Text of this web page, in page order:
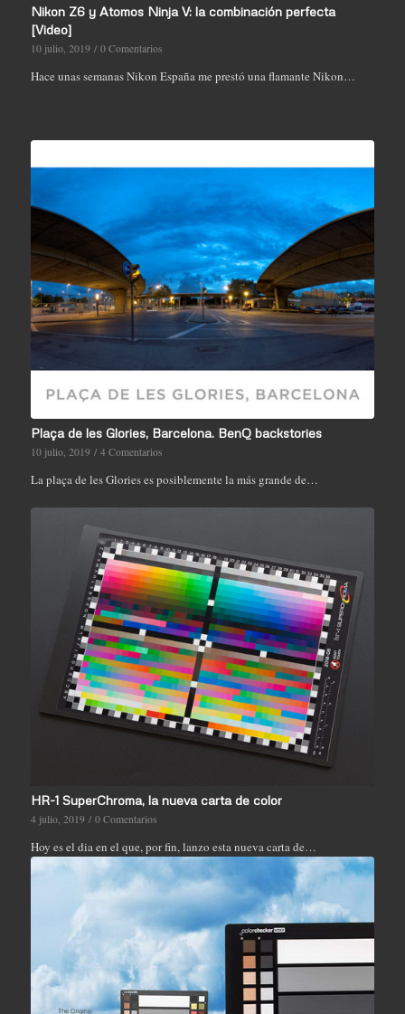
Nikon Z6 y Atomos Ninja V: la combinación perfecta
[Video]
10 julio, 2019 / 0 Comentarios
Hace unas semanas Nikon España me prestó una flamante Nikon…
Plaça de les Glories, Barcelona. BenQ backstories
10 julio, 2019 / 4 Comentarios
La plaça de les Glories es posiblemente la más grande de…
HR-1 SuperChroma, la nueva carta de color
4 julio, 2019 / 0 Comentarios
Hoy es el dia en el que, por fin, lanzo esta nueva carta de…